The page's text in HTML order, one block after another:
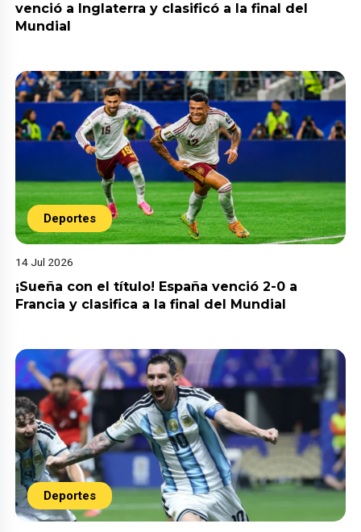
venció a Inglaterra y clasificó a la final del
Mundial
Deportes
14 Jul 2026
¡Sueña con el título! España venció 2-0 a
Francia y clasifica a la final del Mundial
Deportes